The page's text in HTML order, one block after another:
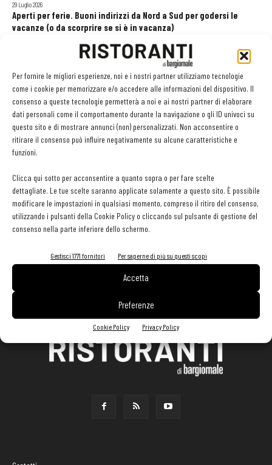
Per fornire le migliori esperienze, noi e i nostri partner utilizziamo tecnologie
come i cookie per memorizzare e/o accedere alle informazioni del dispositivo. Il
consenso a queste tecnologie permetterà a noi e ai nostri partner di elaborare
dati personali come il comportamento durante la navigazione o gli ID univoci su
questo sito e di mostrare annunci (non) personalizzati. Non acconsentire o
ritirare il consenso può influire negativamente su alcune caratteristiche e
funzioni.
Clicca qui sotto per acconsentire a quanto sopra o per fare scelte
dettagliate. Le tue scelte saranno applicate solamente a questo sito. È possibile
modificare le impostazioni in qualsiasi momento, compreso il ritiro del consenso,
utilizzando i pulsanti della Cookie Policy o cliccando sul pulsante di gestione del
consenso nella parte inferiore dello schermo.
Gestisci 1771 fornitori Per saperne di più su questi scopi
Accetta
Preferenze
Cookie Policy Privacy Policy
29 Luglio 2026
Aperti per ferie. Buoni indirizzi da Nord a Sud per godersi le
vacanze (o da scorprire se si è in vacanza)
Pos, compagni di gestione. Le ultime soluzioni delle aziende
EDICOLA WEB